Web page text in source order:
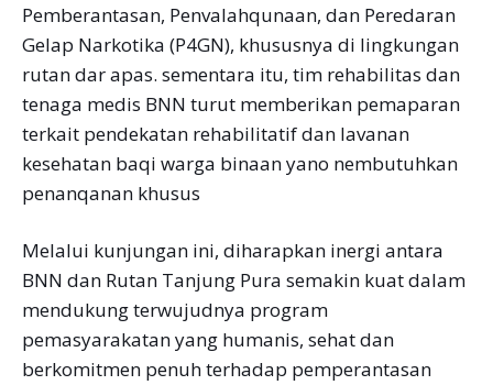
Pemberantasan, Penvalahqunaan, dan Peredaran
Gelap Narkotika (P4GN), khususnya di lingkungan
rutan dar apas. sementara itu, tim rehabilitas dan
tenaga medis BNN turut memberikan pemaparan
terkait pendekatan rehabilitatif dan lavanan
kesehatan baqi warga binaan yano nembutuhkan
penanqanan khusus
Melalui kunjungan ini, diharapkan inergi antara
BNN dan Rutan Tanjung Pura semakin kuat dalam
mendukung terwujudnya program
pemasyarakatan yang humanis, sehat dan
berkomitmen penuh terhadap pemperantasan